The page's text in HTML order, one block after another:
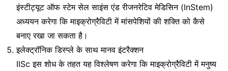
इंस्टीट्यूट ऑफ स्टेम सेल साइंस एंड रीजनरेटिव मेडिसिन (InStem)
अध्ययन करेगा कि माइक्रोग्रैविटी में मांसपेशियों की शक्ति को कैसे
बनाए रखा जा सकता है।
इलेक्ट्रॉनिक डिस्प्ले के साथ मानव इंटरैक्शन
IISc इस शोध के तहत यह विश्लेषण करेगा कि माइक्रोग्रैविटी में मनुष्य